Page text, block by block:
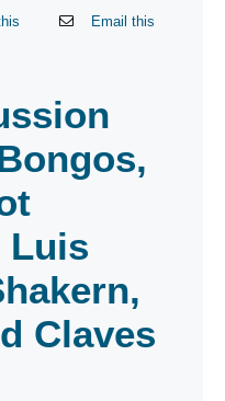
Email this
Luis
Claves